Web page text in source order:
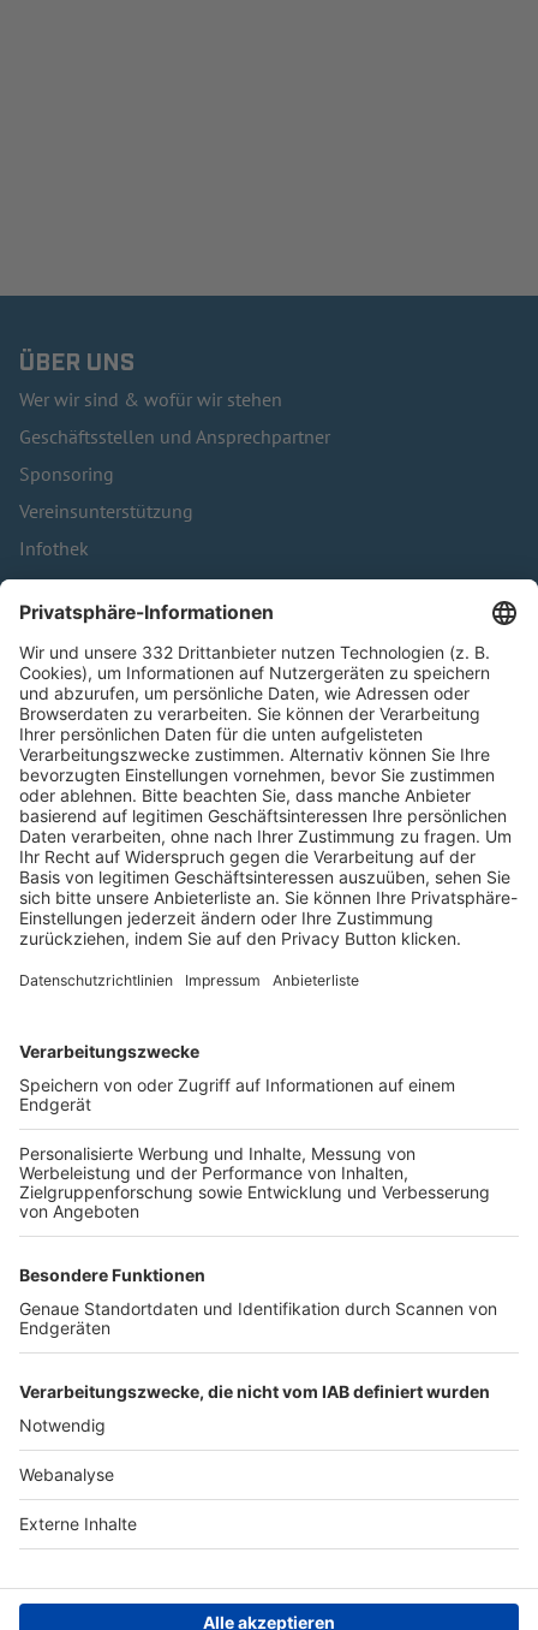
ÜBER UNS
Wer wir sind & wofür wir stehen
Geschäftsstellen und Ansprechpartner
Sponsoring
Vereinsunterstützung
Infothek
Kontakt
HÄUFIG BESUCHTE SEITEN
Pässe und Vereinswechsel
Trainerausbildung
Schulungsangebot Vereinsmitarbeiter
BFV-Geschäftsstellen
Trainerbörse
Login SpielPlus
FOLGE DEM BFV
TOP-VEREINE
TOP-PARTNER
SFV DFB
Nutzungsbedingungen Datenschutz Impressum
Ihr Gerät wird möglicherweise